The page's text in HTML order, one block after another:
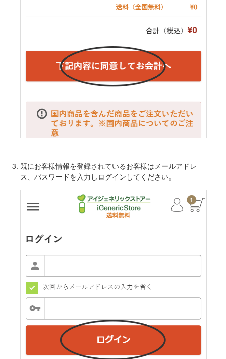
既にお客様情報を登録されているお客様はメールアドレ
ス、パスワードを入力しログインしてください。